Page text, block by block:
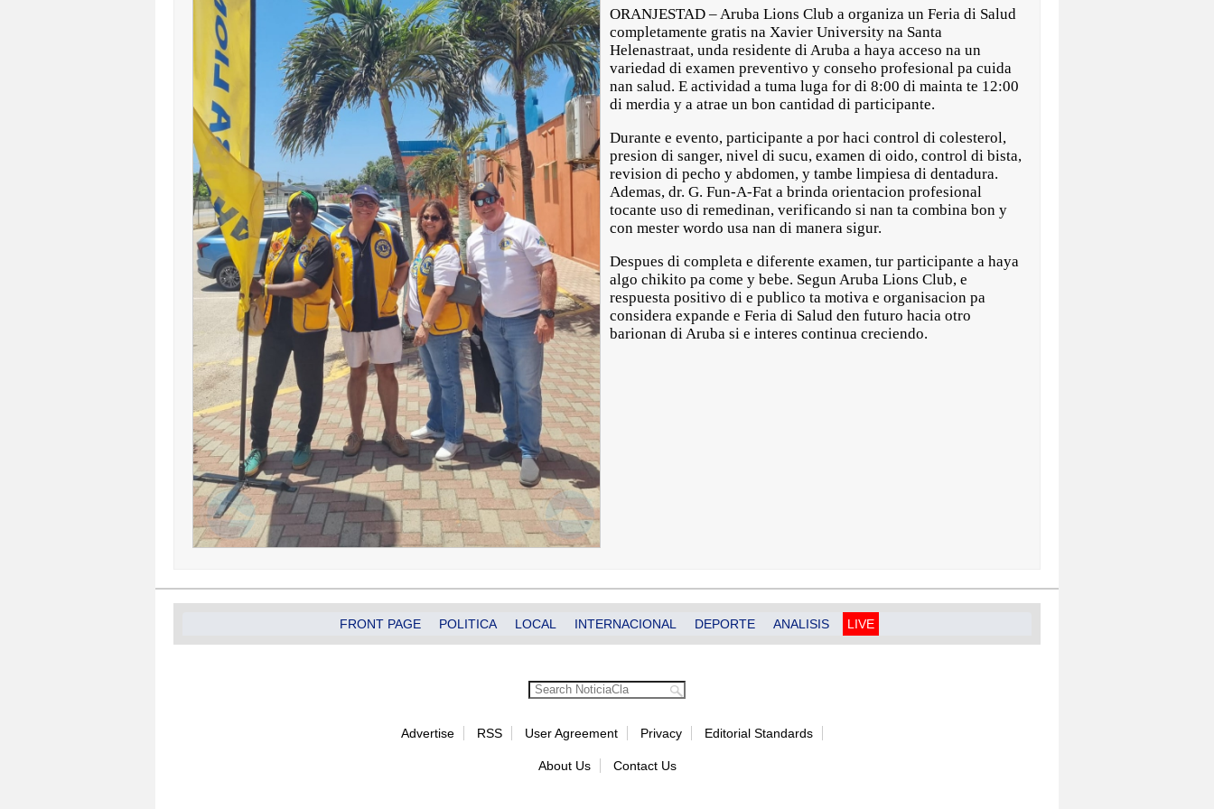
ORANJESTAD – Aruba Lions Club a organiza un Feria di Salud
completamente gratis na Xavier University na Santa
Helenastraat, unda residente di Aruba a haya acceso na un
variedad di examen preventivo y conseho profesional pa cuida
nan salud. E actividad a tuma luga for di 8:00 di mainta te 12:00
di merdia y a atrae un bon cantidad di participante.
Durante e evento, participante a por haci control di colesterol,
presion di sanger, nivel di sucu, examen di oido, control di bista,
revision di pecho y abdomen, y tambe limpiesa di dentadura.
Ademas, dr. G. Fun-A-Fat a brinda orientacion profesional
tocante uso di remedinan, verificando si nan ta combina bon y
con mester wordo usa nan di manera sigur.
Despues di completa e diferente examen, tur participante a haya
algo chikito pa come y bebe. Segun Aruba Lions Club, e
respuesta positivo di e publico ta motiva e organisacion pa
considera expande e Feria di Salud den futuro hacia otro
barionan di Aruba si e interes continua creciendo.
FRONT PAGE POLITICA LOCAL INTERNACIONAL DEPORTE ANALISIS LIVE
Advertise RSS User Agreement Privacy Editorial Standards
About Us Contact Us